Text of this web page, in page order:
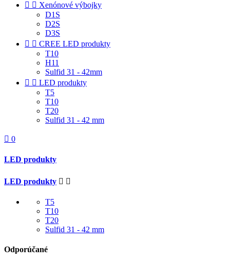
  Xenónové výbojky
D1S
D2S
D3S
  CREE LED produkty
T10
H11
Sulfid 31 - 42mm
  LED produkty
T5
T10
T20
Sulfid 31 - 42 mm
 0
LED produkty
LED produkty  
T5
T10
T20
Sulfid 31 - 42 mm
Odporúčané